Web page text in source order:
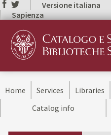
Versione italiana
Sapienza
Home Services Libraries
Catalog info